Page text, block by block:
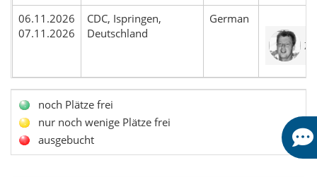
06.11.2026
07.11.2026
CDC, Ispringen,
Deutschland
German
noch Plätze frei
nur noch wenige Plätze frei
ausgebucht